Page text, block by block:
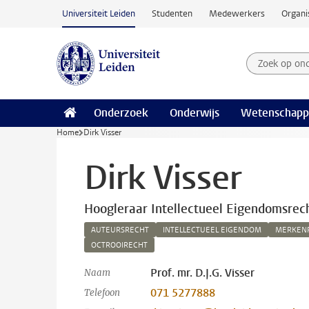
Ga naar hoofdinhoud
Universiteit Leiden Studenten Medewerkers
Zoek op
Zoekterm
Onderzoek Onderwijs
Home Dirk Visser
Dirk Visser
Hoogleraar Intellectueel
AUTEURSRECHT INTELLECTUEEL EIGENDOM
OCTROOIRECHT
Naam Prof. mr. D.J.G. Visser
Telefoon 071 5277888